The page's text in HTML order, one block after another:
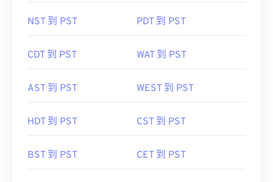
NST 到 PST PDT 到 PST
CDT 到 PST WAT 到 PST
AST 到 PST WEST 到 PST
HDT 到 PST CST 到 PST
BST 到 PST CET 到 PST